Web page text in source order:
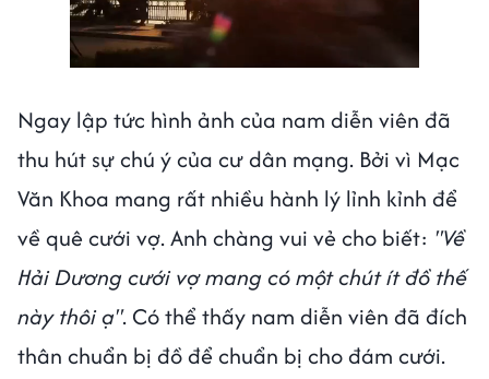
Ngay lập tức hình ảnh của nam diễn viên đã
thu hút sự chú ý của cư dân mạng. Bởi vì Mạc
Văn Khoa mang rất nhiều hành lý lỉnh kỉnh để
về quê cưới vợ. Anh chàng vui vẻ cho biết: "Về
Hải Dương cưới vợ mang có một chút ít đồ thế
này thôi ạ". Có thể thấy nam diễn viên đã đích
thân chuẩn bị đồ để chuẩn bị cho đám cưới.